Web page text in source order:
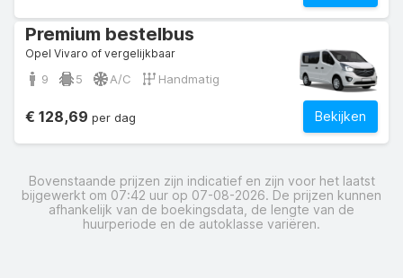
Premium bestelbus
Opel Vivaro of vergelijkbaar
9 5 A/C Handmatig
Bekijken
€ 128,69 per dag
Bovenstaande prijzen zijn indicatief en zijn voor het laatst
bijgewerkt om 07:42 uur op 07-08-2026. De prijzen kunnen
afhankelijk van de boekingsdata, de lengte van de
huurperiode en de autoklasse variëren.